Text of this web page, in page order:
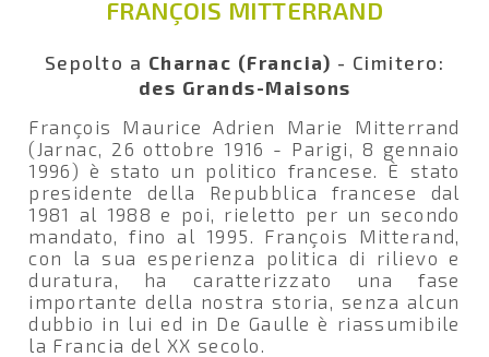
FRANÇOIS MITTERRAND
Sepolto a Charnac (Francia) - Cimitero:
des Grands-Maisons
François Maurice Adrien Marie Mitterrand
(Jarnac, 26 ottobre 1916 - Parigi, 8 gennaio
1996) è stato un politico francese. È stato
presidente della Repubblica francese dal
1981 al 1988 e poi, rieletto per un secondo
mandato, fino al 1995. François Mitterand,
con la sua esperienza politica di rilievo e
duratura, ha caratterizzato una fase
importante della nostra storia, senza alcun
dubbio in lui ed in De Gaulle è riassumibile
la Francia del XX secolo.